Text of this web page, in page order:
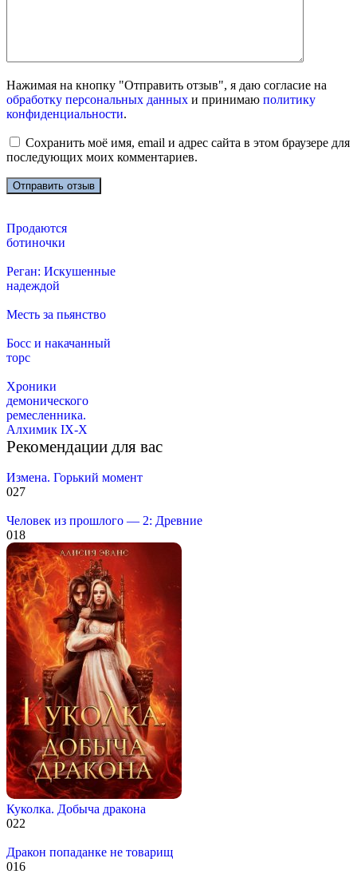
Нажимая на кнопку "Отправить отзыв", я даю согласие на
обработку персональных данных и принимаю политику
конфиденциальности.
Сохранить моё имя, email и адрес сайта в этом браузере для
последующих моих комментариев.
Продаются
ботиночки
Реган: Искушенные
надеждой
Месть за пьянство
Босс и накачанный
торс
Хроники
демонического
ремесленника.
Алхимик IX-X
Рекомендации для вас
Измена. Горький момент
027
Человек из прошлого — 2: Древние
018
Куколка. Добыча дракона
022
Дракон попаданке не товарищ
016